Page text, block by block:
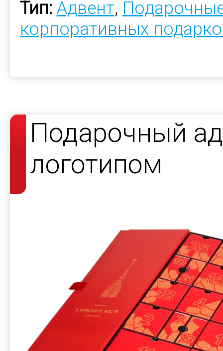
Тип: Адвент,
корпоративных
Подарочный
логотипом